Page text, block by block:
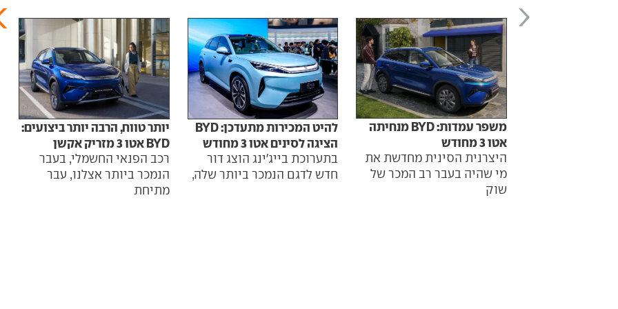
משפר עמדות: BYD מנחיתה
אטו 3 מחודש
היצרנית הסינית מחדשת את
מי שהיה בעבר רב המכר של
שוק
להיט המכירות מתעדכן: BYD
הציגה לסינים אטו 3 מחודש
בתערוכת בייג'ינג הוצג דור
חדש לדגם הנמכר ביותר שלה,
יותר טווח, הרבה יותר ביצועים:
BYD אטו 3 מזריק אקשן
רכב הפנאי החשמלי, בעבר
הנמכר ביותר אצלנו, עבר
מתיחת